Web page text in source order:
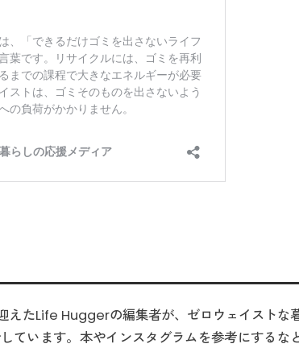
えたLife Huggerの編集者が、ゼロウェイストな
ています。本やインスタグラムを参考にするな